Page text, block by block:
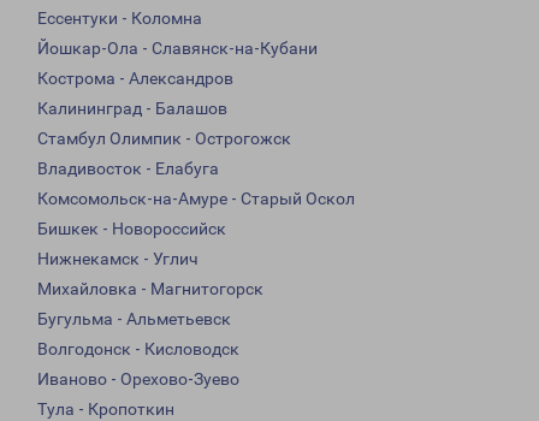
Ессентуки - Коломна
Йошкар-Ола - Славянск-на-Кубани
Кострома - Александров
Калининград - Балашов
Стамбул Олимпик - Острогожск
Владивосток - Елабуга
Комсомольск-на-Амуре - Старый Оскол
Бишкек - Новороссийск
Нижнекамск - Углич
Михайловка - Магнитогорск
Бугульма - Альметьевск
Волгодонск - Кисловодск
Иваново - Орехово-Зуево
Тула - Кропоткин